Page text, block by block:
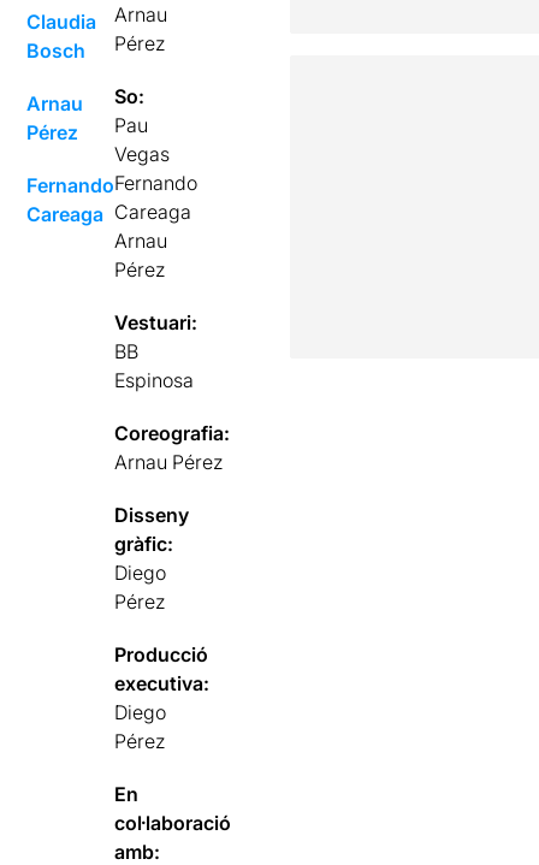
Claudia
Bosch
Arnau
Pérez
Fernando
Careaga
Arnau
Pérez
So:
Pau
Vegas
Fernando
Careaga
Arnau
Pérez
Vestuari:
BB
Espinosa
Coreografia:
Arnau Pérez
Disseny
gràfic:
Diego
Pérez
Producció
executiva:
Diego
Pérez
En
col·laboració
amb: